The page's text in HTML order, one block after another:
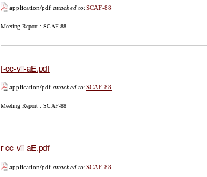
application/pdf attached to:SCAF-88
Meeting Report : SCAF-88
f-cc-vii-aE.pdf
application/pdf attached to:SCAF-88
Meeting Report : SCAF-88
r-cc-vii-aE.pdf
application/pdf attached to:SCAF-88